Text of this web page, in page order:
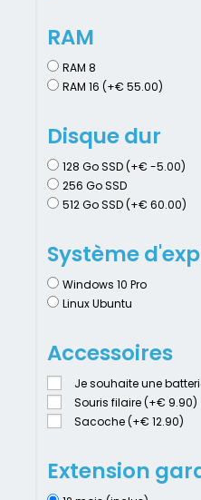
RAM
RAM 8
RAM 16 (+€ 55.00)
Disque dur
128 Go SSD (+€ -5.00)
256 Go SSD
512 Go SSD (+€ 60.00)
Système
Windows 10 Pro
Linux Ubuntu
Accessoires
Je souhaite une
Souris filaire (+€ 9.90)
Sacoche (+€ 12.90)
Extension